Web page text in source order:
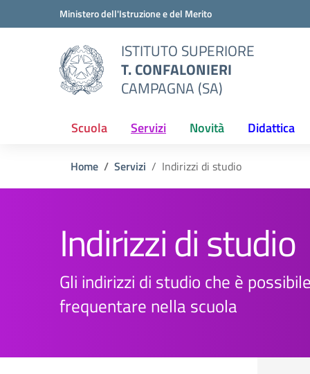
Vai ai contenuti
Vai al menu di navigazioneMinistero dell'Istruzione e del Merito
ISTITUTO SUPERIORE
T. CONFALONIERI
CAMPAGNA (SA)
Scuola Servizi Novità Didattica
Home Servizi Indirizzi di studio
Indirizzi di studio
Gli indirizzi di studio che è
frequentare nella scuola